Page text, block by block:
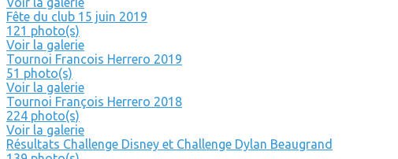
Fête du club 15 juin 2019
121 photo(s)
Voir la galerie
Tournoi Francois Herrero 2019
51 photo(s)
Voir la galerie
Tournoi François Herrero 2018
224 photo(s)
Voir la galerie
Résultats Challenge Disney et Challenge Dylan Beaugrand